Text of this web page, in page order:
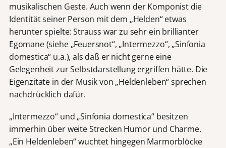
musikalischen Geste. Auch wenn der Komponist die
Identität seiner Person mit dem „Helden“ etwas
herunter spielte: Strauss war zu sehr ein brillianter
Egomane (siehe „Feuersnot“, „Intermezzo“, „Sinfonia
domestica“ u.a.), als daß er nicht gerne eine
Gelegenheit zur Selbstdarstellung ergriffen hätte. Die
Eigenzitate in der Musik von „Heldenleben“ sprechen
nachdrücklich dafür.
„Intermezzo“ und „Sinfonia domestica“ besitzen
immerhin über weite Strecken Humor und Charme.
„Ein Heldenleben“ wuchtet hingegen Marmorblöcke